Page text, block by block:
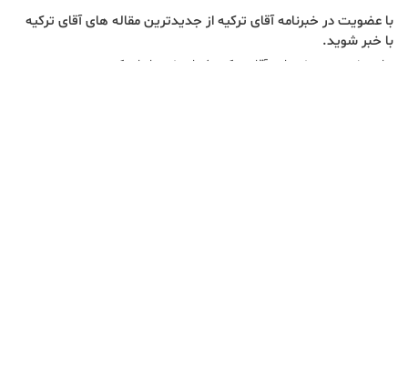
با عضویت در خبرنامه آقای ترکیه از جدیدترین مقاله های آقای ترکیه
با خبر شوید.
برای عضویت در خبرنامه آقای ترکیه شماره خود را وارد کنید.